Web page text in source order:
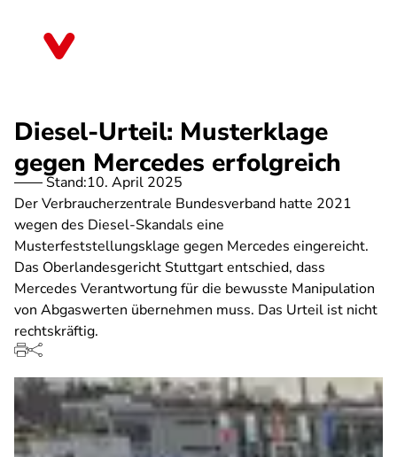
Diesel-Urteil: Musterklage
gegen Mercedes erfolgreich
Stand:10. April 2025
Der Verbraucherzentrale Bundesverband hatte 2021
wegen des Diesel-Skandals eine
Musterfeststellungsklage gegen Mercedes eingereicht.
Das Oberlandesgericht Stuttgart entschied, dass
Mercedes Verantwortung für die bewusste Manipulation
von Abgaswerten übernehmen muss. Das Urteil ist nicht
rechtskräftig.